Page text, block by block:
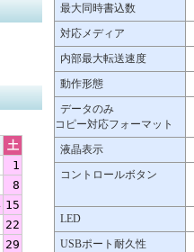
土
1
8
15
22
29
最大同時書込数
対応メディア
内部最大転送速度
動作形態
データのみ
コピー対応フォーマット
液晶表示
コントロールボタン
LED
USBポート耐久性